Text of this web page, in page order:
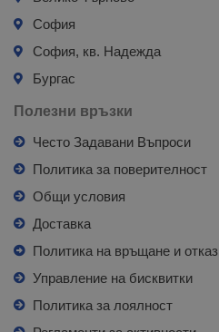
София
София, кв. Надежда
Бургас
Полезни връзки
Често Задавани Въпроси
Политика за поверителност
Общи условия
Доставка
Политика на връщане и отказ
Управление на бисквитки
Политика за лоялност